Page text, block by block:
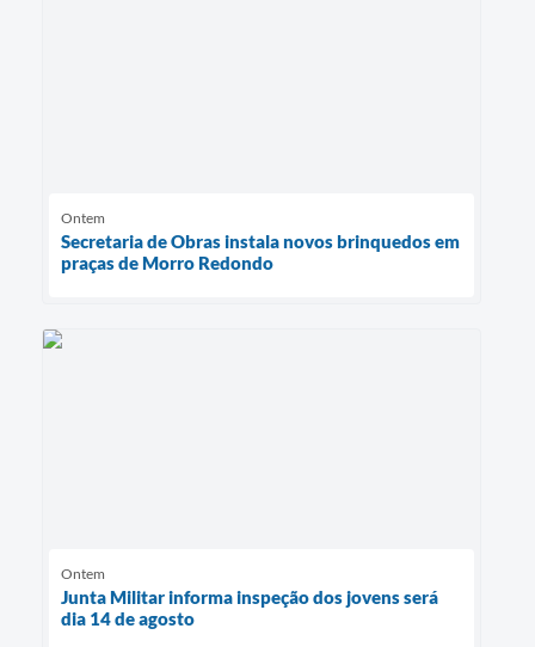
Ontem
Secretaria de Obras instala novos brinquedos em
praças de Morro Redondo
Ontem
Junta Militar informa inspeção dos jovens será
dia 14 de agosto